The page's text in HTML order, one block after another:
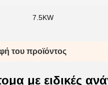
7.5KW
του προϊόντος
με ειδικές